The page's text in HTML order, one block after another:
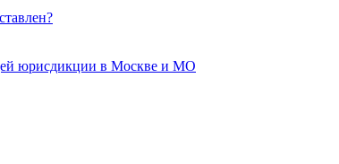
юрисдикции в Москве и МО